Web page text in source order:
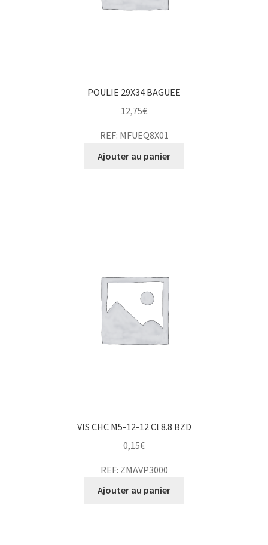
POULIE 29X34 BAGUEE
12,75€
REF: MFUEQ8X01
Ajouter au panier
VIS CHC M5-12-12 Cl 8.8 BZD
0,15€
REF: ZMAVP3000
Ajouter au panier